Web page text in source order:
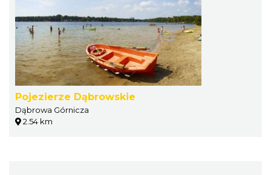
Pojezierze Dąbrowskie
Dąbrowa Górnicza
2.54 km